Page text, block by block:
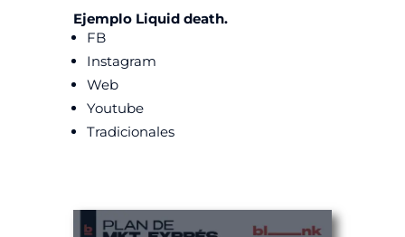
Ejemplo Liquid death.
FB
Instagram
Web
Youtube
Tradicionales